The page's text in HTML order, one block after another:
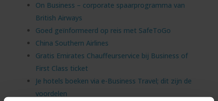
On Business – corporate spaarprogramma van
British Airways
Goed geïnformeerd op reis met SafeToGo
China Southern Airlines
Gratis Emirates Chauffeurservice bij Business of
First Class ticket
Je hotels boeken via e-Business Travel; dit zijn de
voordelen